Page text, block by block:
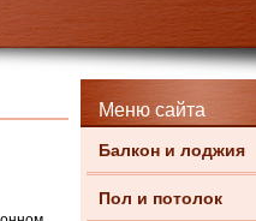
Меню сайта
Балкон и лоджия
Пол и потолок